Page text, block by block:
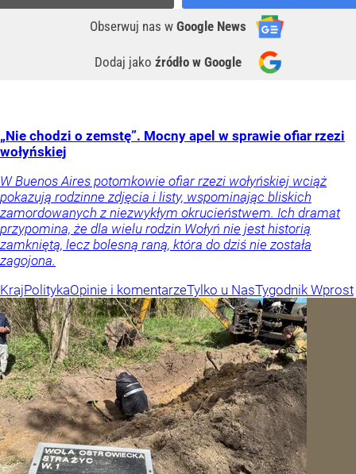
Obserwuj nas w Google News
Dodaj jako źródło w Google
„Nie chodzi o zemstę”. Mocny apel w sprawie ofiar rzezi
wołyńskiej
W Buenos Aires potomkowie ofiar rzezi wołyńskiej wciąż
pokazują rodzinne zdjęcia i listy, wspominając bliskich
zamordowanych z niezwykłym okrucieństwem. Ich dramat
przypomina, że dla wielu rodzin Wołyń nie jest historią
zamkniętą, lecz bolesną raną, która do dziś nie została
zagojona.
KrajPolitykaOpinie i komentarzeTylko u NasTygodnik Wprost